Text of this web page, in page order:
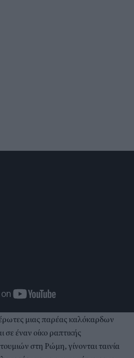
μιας παρέας καλόκαρδων
σε έναν οίκο ραπτικής
στη Ρώμη, γίνονται ταινία